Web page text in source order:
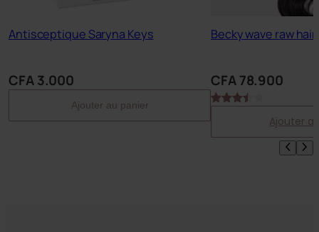
Antisceptique Saryna Keys
CFA3.000
Ajouter au panier
Becky wave raw hair
CFA78.900
Ajouter